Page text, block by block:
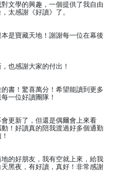
文學的興趣，一個提供了我自由
太感謝《好讀》了。
是寶藏天地！謝謝每一位在幕後
也感謝大家的付出！
書！驚喜萬分！希望能讀到更多
一位好讀團隊！
更新了，但還是偶爾會上來看
！好讀真的陪我渡過好多個通勤
的好朋友，我有空就上來，給我
黑夜，有好讀，真好！非常感謝